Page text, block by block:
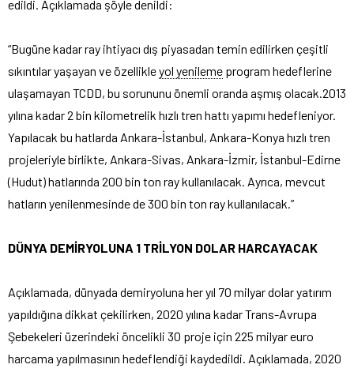
edildi. Açıklamada şöyle denildi:
“Bugüne kadar ray ihtiyacı dış piyasadan temin edilirken çeşitli
sıkıntılar yaşayan ve özellikleyol yenileme program hedeflerine
ulaşamayan TCDD, bu sorununu önemli oranda aşmış olacak.2013
yılına kadar 2 bin kilometrelik hızlı tren hattı yapımı hedefleniyor.
Yapılacak bu hatlarda Ankara-İstanbul, Ankara-Konya hızlı tren
projeleriyle birlikte, Ankara-Sivas, Ankara-İzmir, İstanbul-Edirne
(Hudut) hatlarında 200 bin ton ray kullanılacak. Ayrıca, mevcut
hatların yenilenmesinde de 300 bin ton ray kullanılacak.”
DÜNYA DEMİRYOLUNA 1 TRİLYON DOLAR HARCAYACAK
Açıklamada, dünyada demiryoluna her yıl 70 milyar dolar yatırım
yapıldığına dikkat çekilirken, 2020 yılına kadar Trans-Avrupa
Şebekeleri üzerindeki öncelikli 30 proje için 225 milyar euro
harcama yapılmasının hedeflendiği kaydedildi. Açıklamada, 2020